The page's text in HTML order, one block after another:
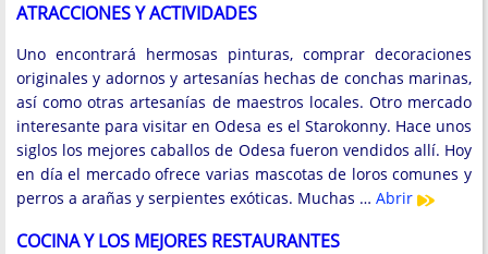
ATRACCIONES Y ACTIVIDADES
Uno encontrará hermosas pinturas, comprar decoraciones
originales y adornos y artesanías hechas de conchas marinas,
así como otras artesanías de maestros locales. Otro mercado
interesante para visitar en Odesa es el Starokonny. Hace unos
siglos los mejores caballos de Odesa fueron vendidos allí. Hoy
en día el mercado ofrece varias mascotas de loros comunes y
perros a arañas y serpientes exóticas. Muchas … Abrir
COCINA Y LOS MEJORES RESTAURANTES